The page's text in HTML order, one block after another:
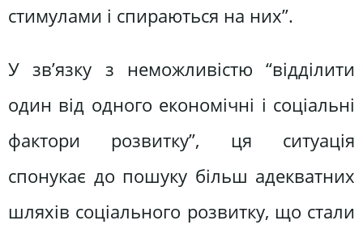
стимулами і спираються на них”.
У зв’язку з неможливістю “відділити
один від одного економічні і соціальні
фактори розвитку”, ця ситуація
спонукає до пошуку більш адекватних
шляхів соціального розвитку, що стали